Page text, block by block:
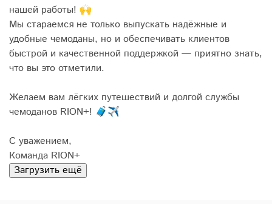
нашей работы! 🙌
Мы стараемся не только выпускать надёжные и
удобные чемоданы, но и обеспечивать клиентов
быстрой и качественной поддержкой — приятно знать,
что вы это отметили.
Желаем вам лёгких путешествий и долгой службы
чемоданов RION+! 🧳✈️
С уважением,
Команда RION+
Загрузить ещё